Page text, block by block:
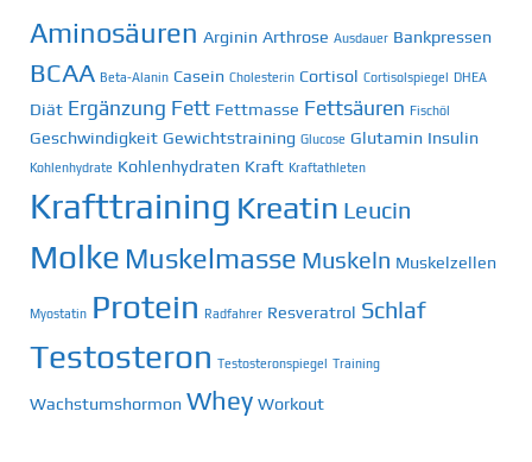
Aminosäuren Arginin Arthrose Ausdauer Bankpressen
BCAA Beta-Alanin Casein Cholesterin Cortisol Cortisolspiegel DHEA
Diät Ergänzung Fett Fettmasse Fettsäuren Fischöl
Geschwindigkeit Gewichtstraining Glucose Glutamin Insulin
Kohlenhydrate Kohlenhydraten Kraft Kraftathleten
Krafttraining Kreatin Leucin
Molke Muskelmasse Muskeln Muskelzellen
Myostatin Protein Radfahrer Resveratrol Schlaf
Testosteron Testosteronspiegel Training
Wachstumshormon Whey Workout